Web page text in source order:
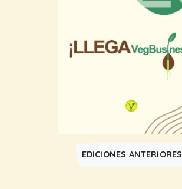
EDICIONES ANTERIORES